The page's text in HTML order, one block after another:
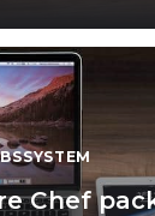
Chef